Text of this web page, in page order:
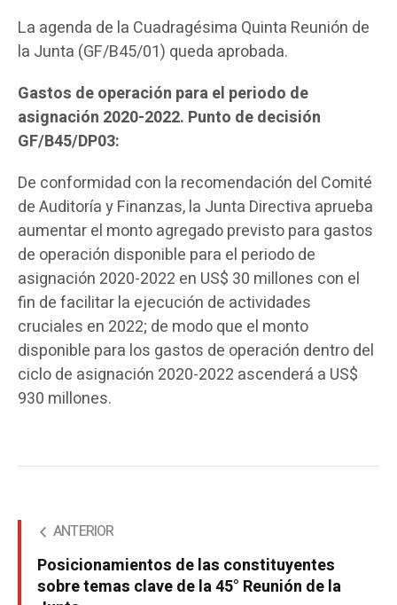
La agenda de la Cuadragésima Quinta Reunión de
la Junta (GF/B45/01) queda aprobada.
Gastos de operación para el periodo de
asignación 2020-2022. Punto de decisión
GF/B45/DP03:
De conformidad con la recomendación del Comité
de Auditoría y Finanzas, la Junta Directiva aprueba
aumentar el monto agregado previsto para gastos
de operación disponible para el periodo de
asignación 2020-2022 en US$ 30 millones con el
fin de facilitar la ejecución de actividades
cruciales en 2022; de modo que el monto
disponible para los gastos de operación dentro del
ciclo de asignación 2020-2022 ascenderá a US$
930 millones.
ANTERIOR
Posicionamientos de las constituyentes
sobre temas clave de la 45° Reunión de la